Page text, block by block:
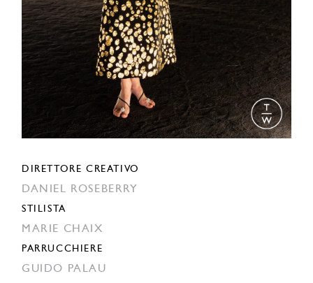
DIRETTORE CREATIVO
DANIEL ROSEBERRY
STILISTA
MARIE CHAIX
PARRUCCHIERE
GUIDO PALAU